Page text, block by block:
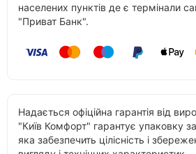
населених пунктів де є термінали
"Приват Банк".
Надається офіційна гарантія від
"Київ Комфорт" гарантує упаковку
яка забезпечить цілісність і